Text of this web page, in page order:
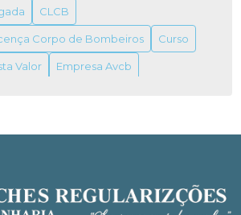
REGULARIZAÇÃO
SABER
CLCB
Corpo de Bombeiros Curso
Valor Empresa Avcb